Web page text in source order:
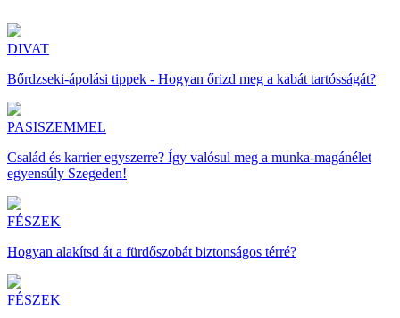
DIVAT
Bőrdzseki-ápolási tippek - Hogyan őrizd meg a kabát tartósságát?
PASISZEMMEL
Család és karrier egyszerre? Így valósul meg a munka-magánélet
egyensúly Szegeden!
FÉSZEK
Hogyan alakítsd át a fürdőszobát biztonságos térré?
FÉSZEK